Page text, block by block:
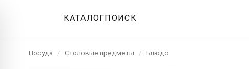
КАТАЛОГПОИСК
Посуда / Столовые предметы / Блюдо